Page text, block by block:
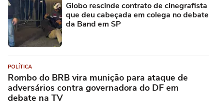
Globo rescinde contrato de cinegrafista
que deu cabeçada em colega no debate
da Band em SP
POLÍTICA
Rombo do BRB vira munição para ataque de
adversários contra governadora do DF em
debate na TV